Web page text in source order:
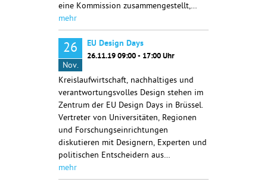
eine Kommission zusammengestellt,…
mehr
26
Nov.
EU Design Days
26.11.19 09:00 - 17:00 Uhr
Kreislaufwirtschaft, nachhaltiges und
verantwortungsvolles Design stehen im
Zentrum der EU Design Days in Brüssel.
Vertreter von Universitäten, Regionen
und Forschungseinrichtungen
diskutieren mit Designern, Experten und
politischen Entscheidern aus…
mehr